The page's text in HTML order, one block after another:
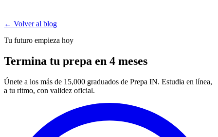
← Volver al blog
Tu futuro empieza hoy
Termina tu prepa en 4 meses
Únete a los más de 15,000 graduados de Prepa IN. Estudia en línea,
a tu ritmo, con validez oficial.